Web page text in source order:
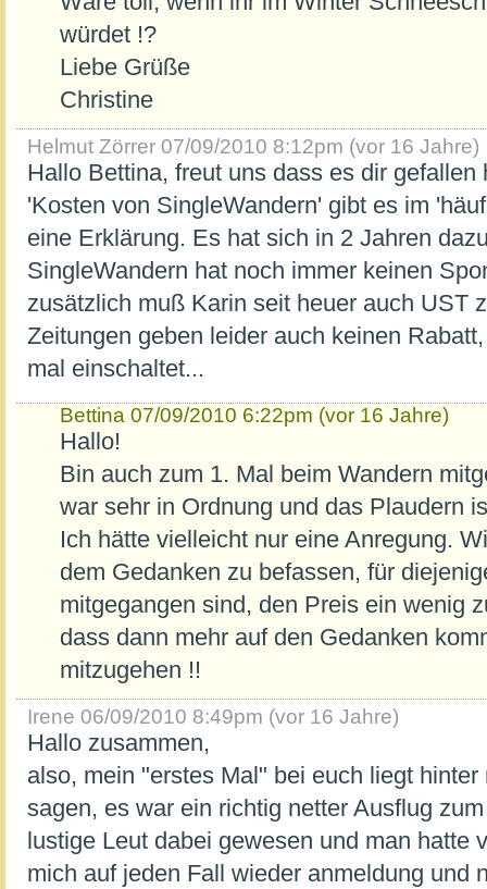
würdet !?
Liebe Grüße
Christine
Helmut Zörrer 07/09/2010 8:12pm (vor 16 Jahre)
Hallo Bettina, freut uns dass es dir gefallen
'Kosten von SingleWandern' gibt es im
eine Erklärung. Es hat sich in 2 Jahren
SingleWandern hat noch immer keinen
zusätzlich muß Karin seit heuer auch UST
Zeitungen geben leider auch keinen
mal einschaltet...
Bettina 07/09/2010 6:22pm (vor 16 Jahre)
Hallo!
Bin auch zum 1. Mal beim Wandern
war sehr in Ordnung und das Plaudern
Ich hätte vielleicht nur eine Anregung.
dem Gedanken zu befassen, für
mitgegangen sind, den Preis ein wenig
dass dann mehr auf den Gedanken
mitzugehen !!
Irene 06/09/2010 8:49pm (vor 16 Jahre)
Hallo zusammen,
also, mein "erstes Mal" bei euch liegt
sagen, es war ein richtig netter Ausflug
lustige Leut dabei gewesen und man hatte
mich auf jeden Fall wieder anmeldung und